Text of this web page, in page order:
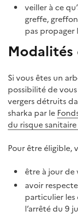
veiller à ce
greffe,
pas propager
Modalités
Si vous êtes un
possibilité de
vergers détruits
sharka par le
du risque
Pour être éligible,
être à jour de
avoir
particulier
l’arrêté du 9